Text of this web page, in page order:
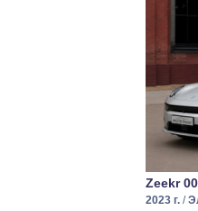
Zeekr
2023 г. /